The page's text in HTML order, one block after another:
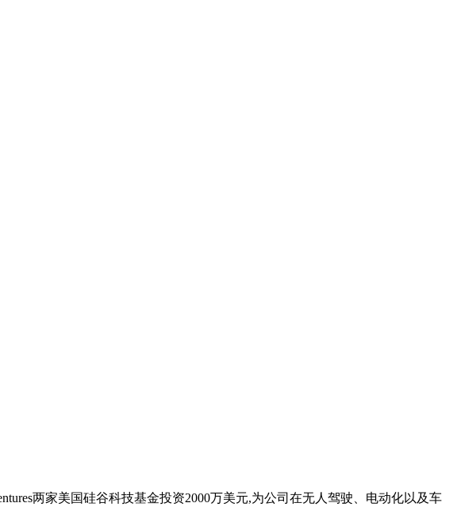
两家美国硅谷科技基金投资2000万美元,为公司在无人驾驶、电动化以及车